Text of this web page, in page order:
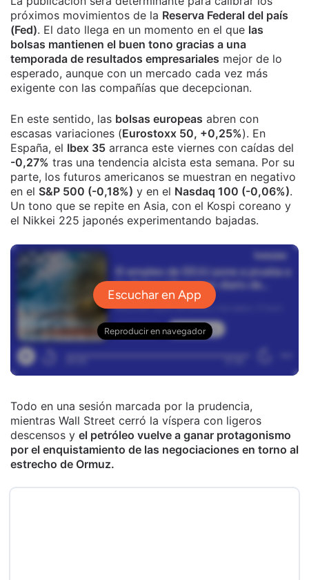
próximos movimientos de la Reserva Federal del país
(Fed). El dato llega en un momento en el que las
bolsas mantienen el buen tono gracias a una
temporada de resultados empresariales mejor de lo
esperado, aunque con un mercado cada vez más
exigente con las compañías que decepcionan.
En este sentido, las bolsas europeas abren con
escasas variaciones (Eurostoxx 50, +0,25%). En
España, el Ibex 35 arranca este viernes con caídas del
-0,27% tras una tendencia alcista esta semana. Por su
parte, los futuros americanos se muestran en negativo
en el S&P 500 (-0,18%) y en el Nasdaq 100 (-0,06%).
Un tono que se repite en Asia, con el Kospi coreano y
el Nikkei 225 japonés experimentando bajadas.
Todo en una sesión marcada por la prudencia,
mientras Wall Street cerró la víspera con ligeros
descensos y el petróleo vuelve a ganar protagonismo
por el enquistamiento de las negociaciones en torno al
estrecho de Ormuz.